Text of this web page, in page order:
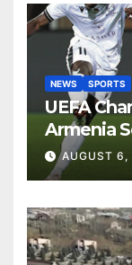
NEWS SPORTS
UEFA
Armenia
OverAUGUST 6,